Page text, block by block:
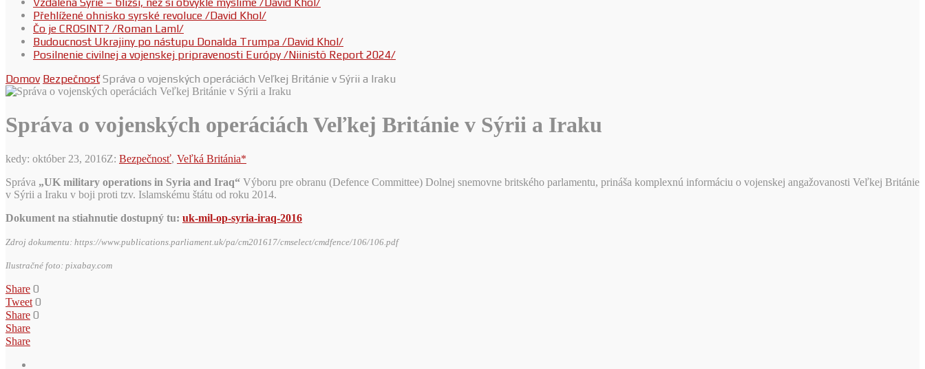
Přehlížené ohnisko syrské revoluce /David Khol/
Čo je CROSINT? /Roman Laml/
Budoucnost Ukrajiny po nástupu Donalda Trumpa /David Khol/
Posilnenie civilnej a vojenskej pripravenosti Európy /Niinistö Report 2024/
Domov Bezpečnosť Správa o vojenských operáciách Veľkej Británie v Sýrii a Iraku
Správa o vojenských operáciách Veľkej Británie v Sýrii a Iraku
kedy: október 23, 2016Z: Bezpečnosť, Veľká Británia*
Správa „UK military operations in Syria and Iraq“ Výboru pre obranu (Defence Committee) Dolnej snemovne britského parlamentu, prináša komplexnú informáciu o vojenskej angažovanosti Veľkej Británie
v Sýrii a Iraku v boji proti tzv. Islamskému štátu od roku 2014.
Dokument na stiahnutie dostupný tu: uk-mil-op-syria-iraq-2016
Zdroj dokumentu: https://www.publications.parliament.uk/pa/cm201617/cmselect/cmdfence/106/106.pdf
Ilustračné foto: pixabay.com
Share 0
Tweet 0
Share 0
Share
Share